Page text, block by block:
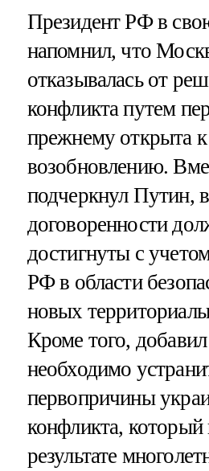
Президент РФ в
напомнил, что
отказывалась от
конфликта путем
прежнему открыта
возобновлению.
подчеркнул Путин,
договоренности
достигнуты с
РФ в области
новых
Кроме того,
необходимо
первопричины
конфликта,
результате